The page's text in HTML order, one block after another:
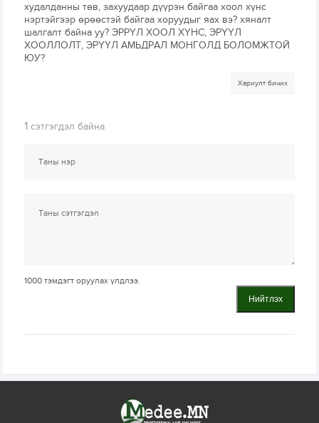
худалданны төв, захуудаар дүүрэн байгаа хоол хүнс
нэртэйгээр өрөөстэй байгаа хоруудыг яах вэ? хяналт
шалгалт байна уу? ЭРРҮЛ ХООЛ ХҮНС, ЭРҮҮЛ
ХООЛЛОЛТ, ЭРҮҮЛ АМЬДРАЛ МОНГОЛД БОЛОМЖТОЙ
ЮУ?
Хариулт бичих
1 сэтгэгдэл байна
1000 тэмдэгт оруулах үлдлээ.
Нийтлэх